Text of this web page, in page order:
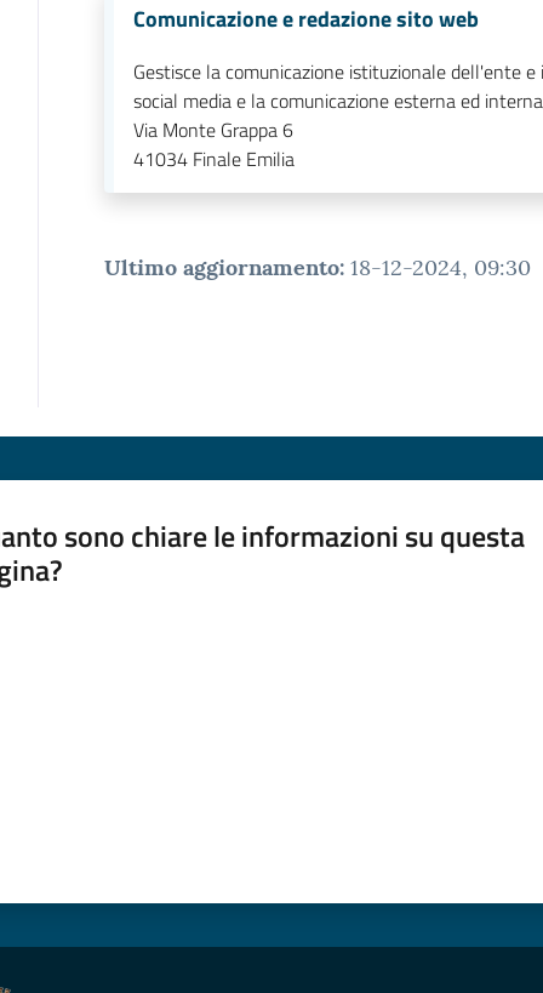
Comunicazione e redazione sito web
Gestisce la comunicazione istituzionale dell'ente e i
social media e la comunicazione esterna ed
Via Monte Grappa 6
41034 Finale Emilia
Ultimo aggiornamento: 18-12-2024, 09:30
sono chiare le informazioni su questa